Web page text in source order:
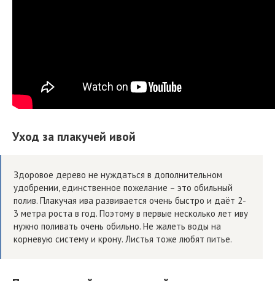
Уход за плакучей ивой
Здоровое дерево не нуждаться в дополнительном
удобрении, единственное пожелание – это обильный
полив. Плакучая ива развивается очень быстро и даёт 2-
3 метра роста в год. Поэтому в первые несколько лет иву
нужно поливать очень обильно. Не жалеть воды на
корневую систему и крону. Листья тоже любят питье.